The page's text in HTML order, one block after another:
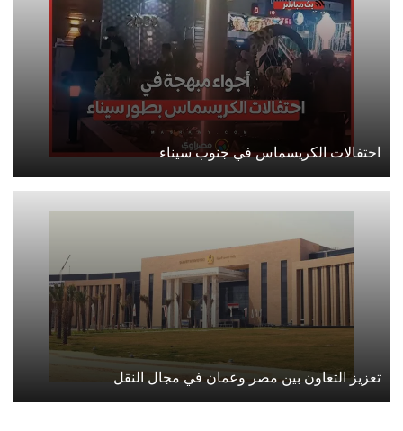
احتفالات الكريسماس في جنوب سيناء
تعزيز التعاون بين مصر وعمان في مجال النقل